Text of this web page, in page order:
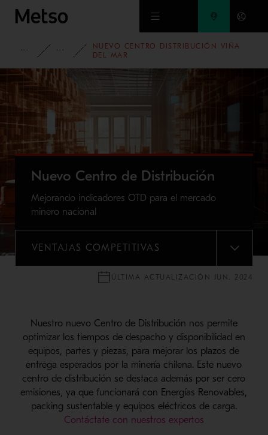
Ir al contenido principal
PRODUCTOS Y SERVICIOS
SERVICIOS
NUEVO CENTRO DISTRIBUCIÓN VIÑA
DEL MAR
Nuevo Centro de Distribución
Mejorando indicadores OTD para el mercado
minero nacional
VENTAJAS COMPETITIVAS
MENU
ÚLTIMA ACTUALIZACIÓN JUN. 2024
Nuestro nuevo Centro de Distribución nos permite
optimizar los tiempos de despacho y disponibilidad en
equipos, partes y piezas, para mejorar los plazos de
entrega esperados por la minería chilena. Este nuevo
centro de distribución se destaca además por ser cero
emisiones, ya que funcionará con Energías Renovables,
packing sustentable y equipos eléctricos de carga.
Contáctate con nuestros expertos